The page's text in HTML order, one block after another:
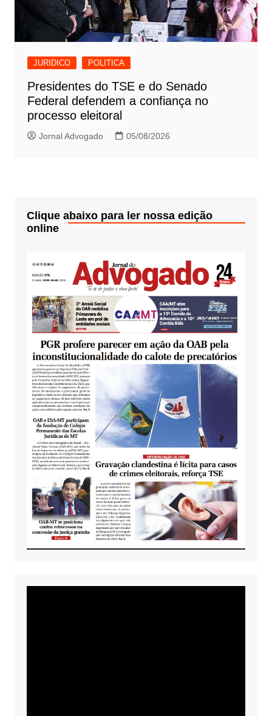
JURIDICO POLITICA
Presidentes do TSE e do Senado
Federal defendem a confiança no
processo eleitoral
Jornal Advogado 05/08/2026
Clique abaixo para ler nossa edição
online